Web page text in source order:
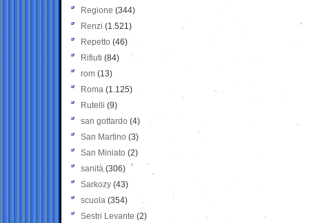
Regione (344)
Renzi (1.521)
Repetto (46)
Rifiuti (84)
rom (13)
Roma (1.125)
Rutelli (9)
san gottardo (4)
San Martino (3)
San Miniato (2)
sanità (306)
Sarkozy (43)
scuola (354)
Sestri Levante (2)